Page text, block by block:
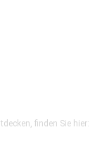
finden Sie hier: